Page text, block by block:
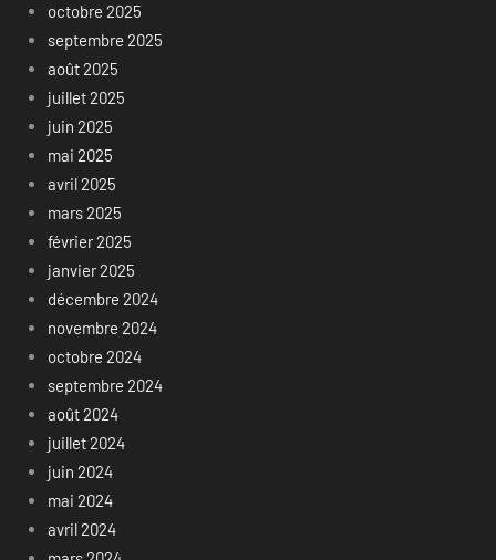
octobre 2025
septembre 2025
août 2025
juillet 2025
juin 2025
mai 2025
avril 2025
mars 2025
février 2025
janvier 2025
décembre 2024
novembre 2024
octobre 2024
septembre 2024
août 2024
juillet 2024
juin 2024
mai 2024
avril 2024